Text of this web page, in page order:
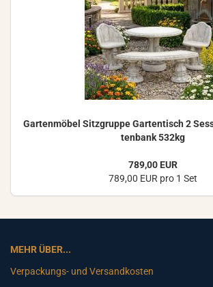
Gar­ten­mö­bel Sitz­grup­pe Gar­ten­tisch 2
ten­bank 532kg
789,00 EUR
789,00 EUR pro 1 Set
MEHR ÜBER...
Verpackungs- und Versandkosten